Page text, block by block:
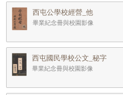
西屯公學校經營_他
畢業紀念冊與校園影像
西屯國民學校公文_秘字
畢業紀念冊與校園影像